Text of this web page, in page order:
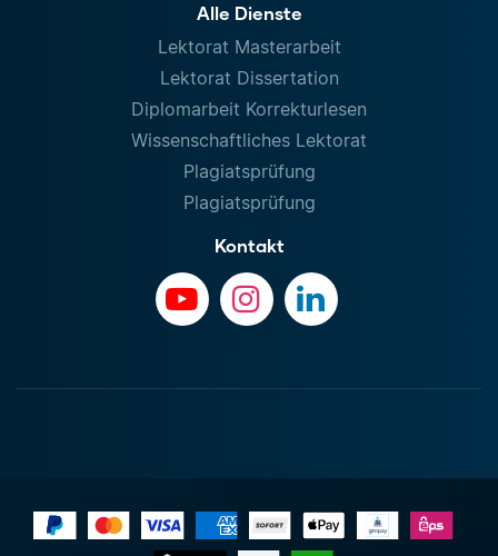
Alle Dienste
Lektorat Masterarbeit
Lektorat Dissertation
Diplomarbeit Korrekturlesen
Wissenschaftliches Lektorat
Plagiatsprüfung
Plagiatsprüfung
Kontakt